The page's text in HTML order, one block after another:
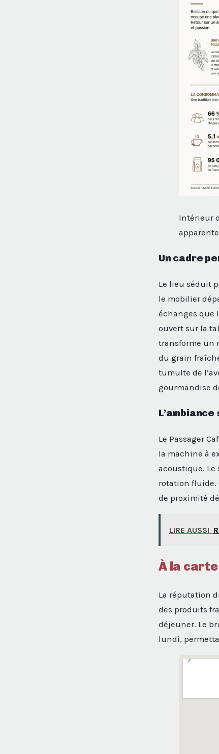
Intérieur
Un cadre
Le lieu séduit
le mobilier
échanges que
ouvert sur la
transforme un
du grain
tumulte de
gourmandise
Le Passager
la machine à
acoustique. Le
rotation fluide.
de proximité
LIRE AUSSI
À la
La réputation
des produits
déjeuner. Le
lundi,